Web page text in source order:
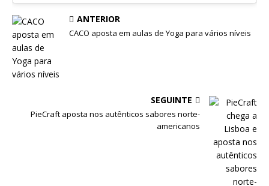
ANTERIOR
CACO aposta em aulas de Yoga para vários níveis
SEGUINTE
PieCraft aposta nos autênticos sabores norte-
americanos